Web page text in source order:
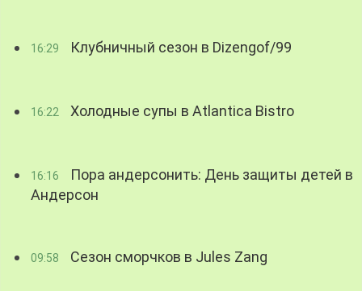
16:29 Клубничный сезон в Dizengof/99
16:22 Холодные супы в Atlantica Bistro
16:16
Пора андерсонить: День защиты детей в
Андерсон
09:58 Сезон сморчков в Jules Zang